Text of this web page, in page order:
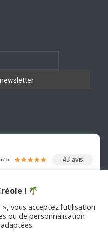
/ 5 43 avis
droits sont réservés
!
vous acceptez l’utilisation
ou de personnalisation